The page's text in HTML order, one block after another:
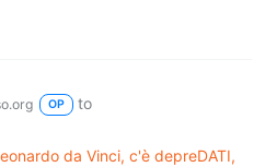
OP
to
da Vinci, c'è depreDATI,